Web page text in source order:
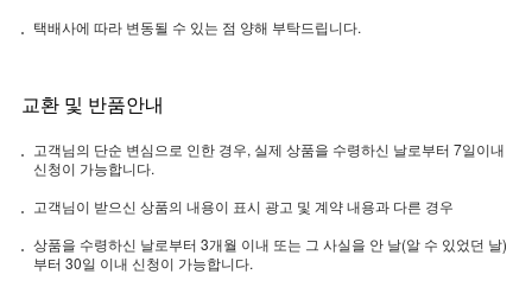
택배사에 따라 변동될 수 있는 점 양해 부탁드립니다.
교환 및 반품안내
고객님의 단순 변심으로 인한 경우, 실제 상품을 수령하신 날로부터 7일이내
신청이 가능합니다.
고객님이 받으신 상품의 내용이 표시 광고 및 계약 내용과 다른 경우
상품을 수령하신 날로부터 3개월 이내 또는 그 사실을 안 날(알 수 있었던 날)
부터 30일 이내 신청이 가능합니다.